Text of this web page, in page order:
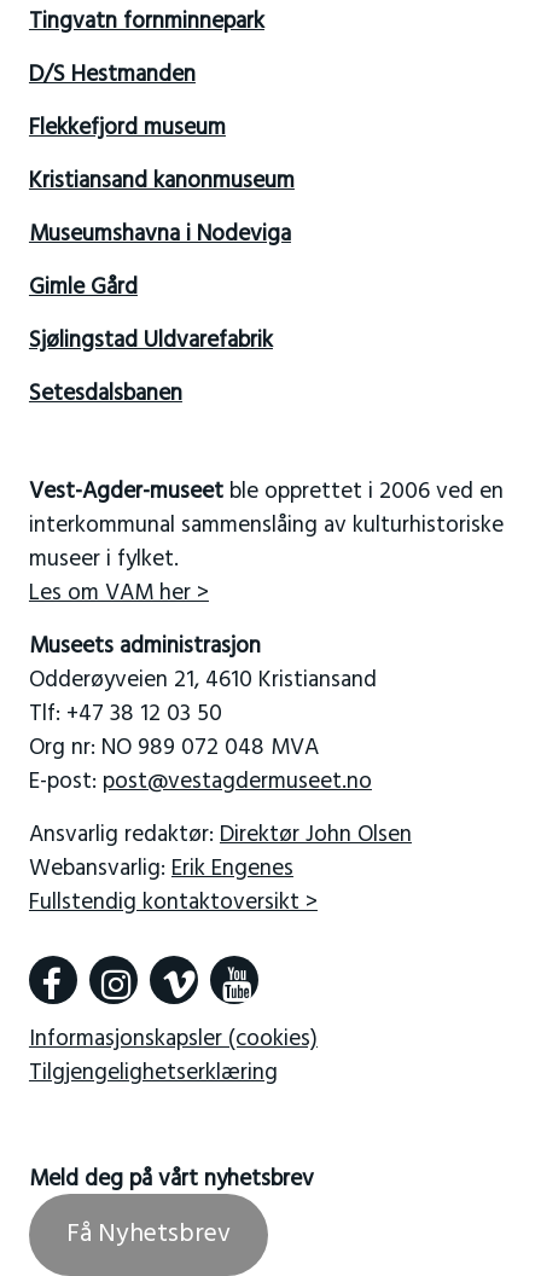
Tingvatn fornminnepark
D/S Hestmanden
Flekkefjord museum
Kristiansand kanonmuseum
Museumshavna i Nodeviga
Gimle Gård
Sjølingstad Uldvarefabrik
Setesdalsbanen
Vest-Agder-museetble opprettet i 2006 ved en
interkommunal sammenslåing av kulturhistoriske
museer i fylket.
Les om VAM her >
Museets administrasjon
Odderøyveien 21, 4610 Kristiansand
Tlf: +47 38 12 03 50
Org nr: NO 989 072 048 MVA
E-post: post@vestagdermuseet.no
Ansvarlig redaktør: Direktør John Olsen
Webansvarlig: Erik Engenes
Fullstendig kontaktoversikt >
Informasjonskapsler (cookies)
Tilgjengelighetserklæring
Meld deg på vårt nyhetsbrev
Få Nyhetsbrev